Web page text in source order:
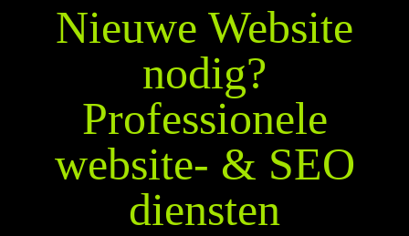
Nieuwe Website
nodig?
Professionele
website- & SEO
diensten